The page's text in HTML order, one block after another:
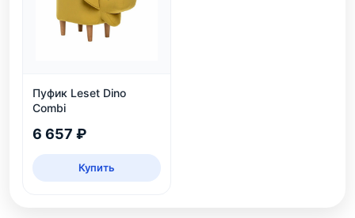
Пуфик Leset Dino
Combi
6 657 ₽
Купить